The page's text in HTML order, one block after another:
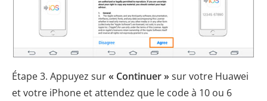
Étape 3. Appuyez sur« Continuer »sur votre Huawei
et votre iPhone et attendez que le code à 10 ou 6